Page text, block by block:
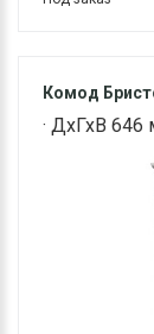
Комод
· ДхГхВ